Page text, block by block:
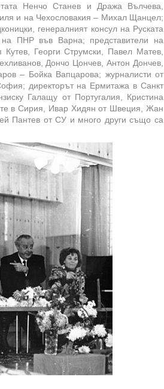
Ненчо Станев и Дража Вълчева,
и на Чехословакия – Михал Щанцел;
генералният консул на Руската
ПНР във Варна; представители на
Георги Струмски, Павел Матев,
Дончо Цончев, Антон Дончев,
– Бойка Вапцарова; журналисти от
директорът на Ермитажа в Санкт
Галащу от Португалия, Кристина
в Сирия, Ивар Хидян от Швеция, Жан
Пантев от СУ и много други също са